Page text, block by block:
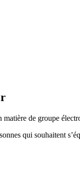
de groupe
qui souhaitent